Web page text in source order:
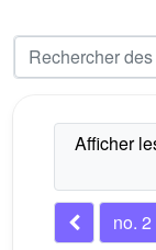
no. 2